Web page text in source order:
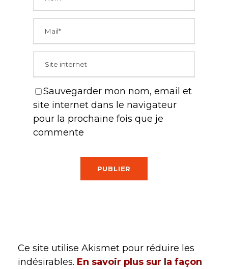
Sauvegarder mon nom, email et
site internet dans le navigateur
pour la prochaine fois que je
commente
Ce site utilise Akismet pour réduire les
indésirables. En savoir plus sur la façon